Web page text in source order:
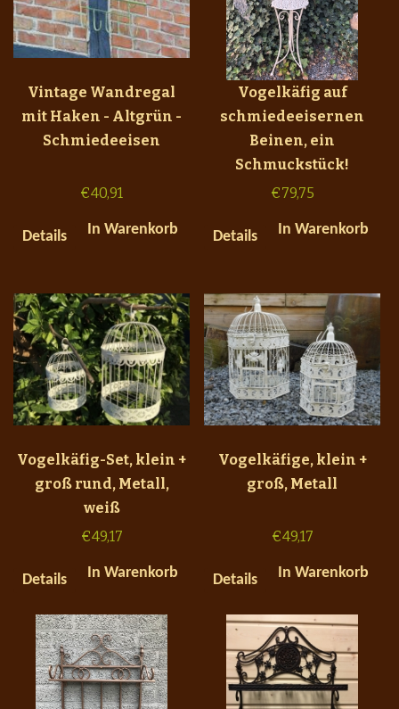
Vintage Wandregal
mit Haken - Altgrün -
Schmiedeeisen
€40,91
Details In Warenkorb
Vogelkäfig auf
schmiedeeisernen
Beinen, ein
Schmuckstück!
€79,75
Details In Warenkorb
Vogelkäfig-Set, klein +
groß rund, Metall,
weiß
€49,17
Details In Warenkorb
Vogelkäfige, klein +
groß, Metall
€49,17
Details In Warenkorb